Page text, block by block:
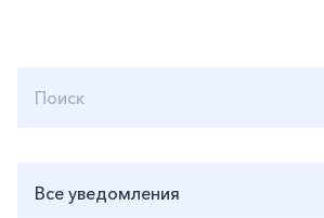
Все уведомления